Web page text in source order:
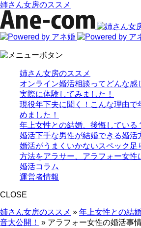
姉さん女房のススメ
姉さん女房のススメ
オンライン婚活相談ってどんな感
実際に体験してみました！
現役年下夫に聞く！こんな理由で
めました！
年上女性との結婚、後悔している
婚活下手な男性が結婚できる婚活
婚活がうまくいかないスペック足
方法をアラサー、アラフォー女性
婚活コラム
運営者情報
CLOSE
姉さん女房のススメ » 年上女性との結
音大公開！
» アラフォー女性の婚活事